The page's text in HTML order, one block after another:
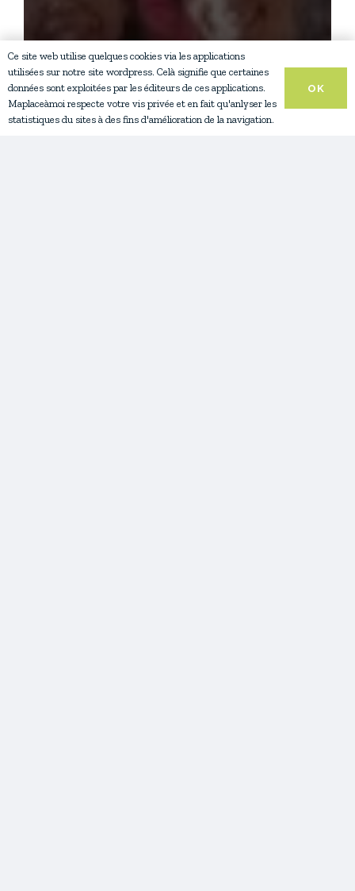
Ce site web utilise quelques cookies via les applications
utilisées sur notre site wordpress. Celà signifie que certaines
données sont exploitées par les éditeurs de ces applications.
Maplaceàmoi respecte votre vis privée et en fait qu'anlyser les
statistiques du sites à des fins d'amélioration de la navigation.
OK